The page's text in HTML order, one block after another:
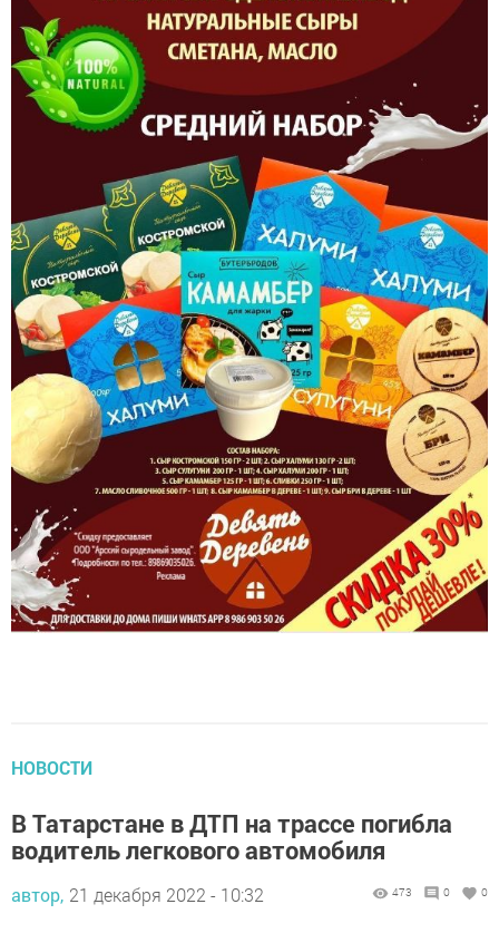
НОВОСТИ
В Татарстане в ДТП на трассе погибла
водитель легкового автомобиля
автор, 21 декабря 2022 - 10:32 473 0 0